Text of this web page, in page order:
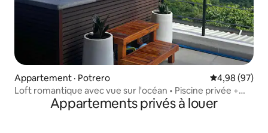
Appartement · Potrero Note
4,98 (97)
Loft romantique avec vue sur l'océan • Piscine privée +
très grand litAppartements privés à louer